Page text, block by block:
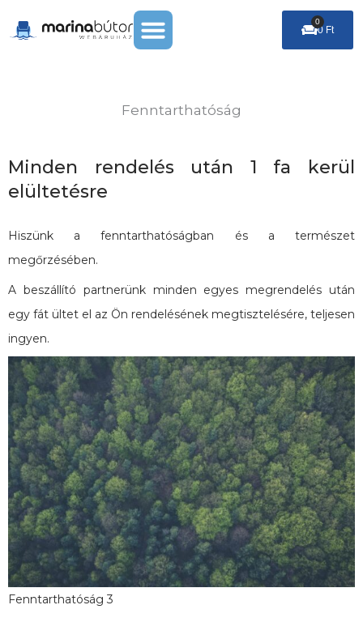
Menu 0 Ft
0
Cart
Fenntarthatóság
Minden rendelés után 1 fa kerül
elültetésre
Hiszünk a fenntarthatóságban és a természet
megőrzésében.
A beszállító partnerünk minden egyes megrendelés után
egy fát ültet el az Ön rendelésének megtisztelésére, teljesen
ingyen.
Fenntarthatóság 3